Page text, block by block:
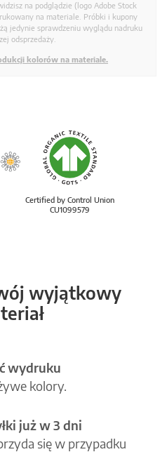
na podglądzie (logo Adobe Stock
na materiale. Próbki i kupony
jedynie sprawdzeniu wyglądu nadruku
odsprzedaży.
kolorów na materiale.
Certified by Control Union
CU1099579
wyjątkowy
wydruku
kolory.
już w 3 dni
się w przypadku